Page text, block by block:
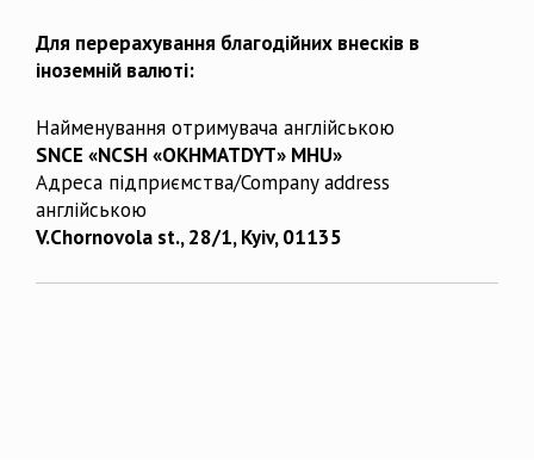
Для перерахування благодійних внесків в
іноземній валюті:
Найменування отримувача англійською
SNCE «NCSH «OKHMATDYT» MHU»
Адреса підприємства/Company address
англійською
V.Chornovola st., 28/1, Kyiv, 01135